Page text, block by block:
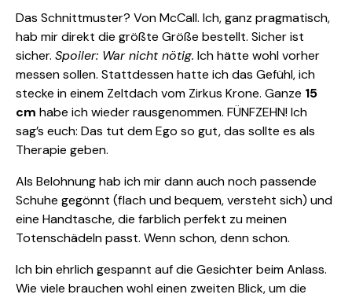
Das Schnittmuster? Von McCall. Ich, ganz pragmatisch,
hab mir direkt die größte Größe bestellt. Sicher ist
sicher. Spoiler: War nicht nötig. Ich hätte wohl vorher
messen sollen. Stattdessen hatte ich das Gefühl, ich
stecke in einem Zeltdach vom Zirkus Krone. Ganze 15
cm habe ich wieder rausgenommen. FÜNFZEHN! Ich
sag’s euch: Das tut dem Ego so gut, das sollte es als
Therapie geben.
Als Belohnung hab ich mir dann auch noch passende
Schuhe gegönnt (flach und bequem, versteht sich) und
eine Handtasche, die farblich perfekt zu meinen
Totenschädeln passt. Wenn schon, denn schon.
Ich bin ehrlich gespannt auf die Gesichter beim Anlass.
Wie viele brauchen wohl einen zweiten Blick, um die